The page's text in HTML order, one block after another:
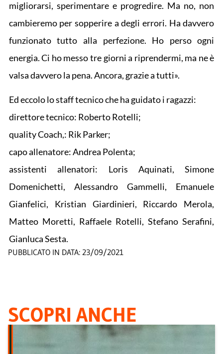
migliorarsi, sperimentare e progredire. Ma no, non
cambieremo per sopperire a degli errori. Ha davvero
funzionato tutto alla perfezione. Ho perso ogni
energia. Ci ho messo tre giorni a riprendermi, ma ne è
valsa davvero la pena. Ancora, grazie a tutti».
Ed eccolo lo staff tecnico che ha guidato i ragazzi:
direttore tecnico: Roberto Rotelli;
quality Coach,: Rik Parker;
capo allenatore: Andrea Polenta;
assistenti allenatori: Loris Aquinati, Simone
Domenichetti, Alessandro Gammelli, Emanuele
Gianfelici, Kristian Giardinieri, Riccardo Merola,
Matteo Moretti, Raffaele Rotelli, Stefano Serafini,
Gianluca Sesta.
PUBBLICATO IN DATA: 23/09/2021
SCOPRI ANCHE